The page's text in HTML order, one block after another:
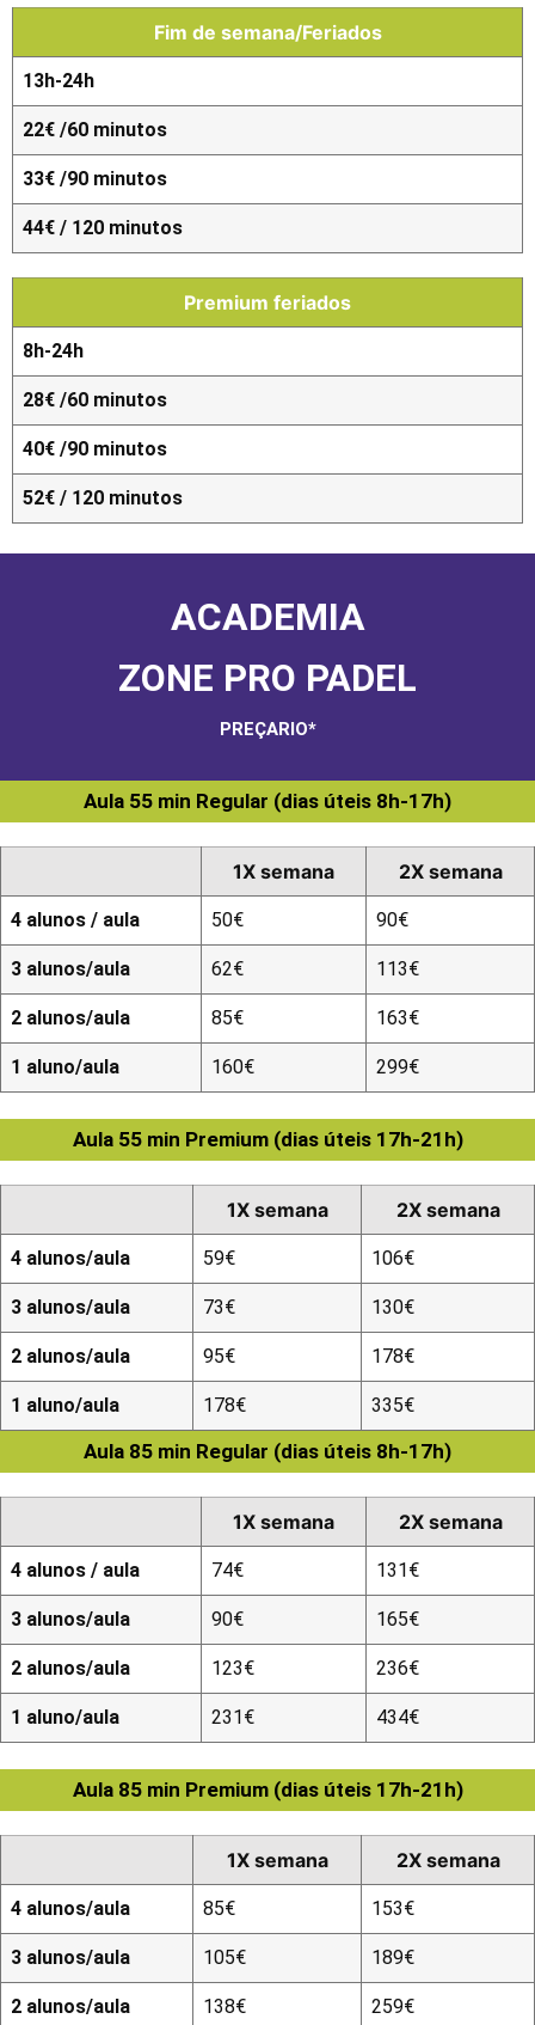
Fim de semana/Feriados
13h-24h
22€ /60 minutos
33€ /90 minutos
44€ / 120 minutos
Premium feriados
8h-24h
28€ /60 minutos
40€ /90 minutos
52€ / 120 minutos
ACADEMIA
ZONE PRO PADEL
PREÇARIO*
Aula 55 min Regular (dias úteis 8h-17h)
1X semana 2X semana
4 alunos / aula 50€ 90€
3 alunos/aula 62€ 113€
2 alunos/aula 85€ 163€
1 aluno/aula 160€ 299€
Aula 55 min Premium (dias úteis 17h-21h)
1X semana 2X semana
4 alunos/aula 59€ 106€
3 alunos/aula 73€ 130€
2 alunos/aula 95€ 178€
1 aluno/aula 178€ 335€
Aula 85 min Regular (dias úteis 8h-17h)
1X semana 2X semana
4 alunos / aula 74€ 131€
3 alunos/aula 90€ 165€
2 alunos/aula 123€ 236€
1 aluno/aula 231€ 434€
Aula 85 min Premium (dias úteis 17h-21h)
1X semana 2X semana
4 alunos/aula 85€ 153€
3 alunos/aula 105€ 189€
2 alunos/aula 138€ 259€